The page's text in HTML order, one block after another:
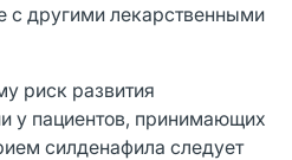
с другими лекарственными
риск развития
у пациентов, принимающих
силденафила следует